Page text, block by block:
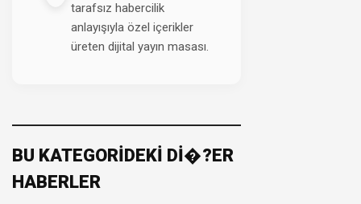
tarafsız habercilik
anlayışıyla özel içerikler
üreten dijital yayın masası.
BU KATEGORİDEKİ Dİ�?ER
HABERLER